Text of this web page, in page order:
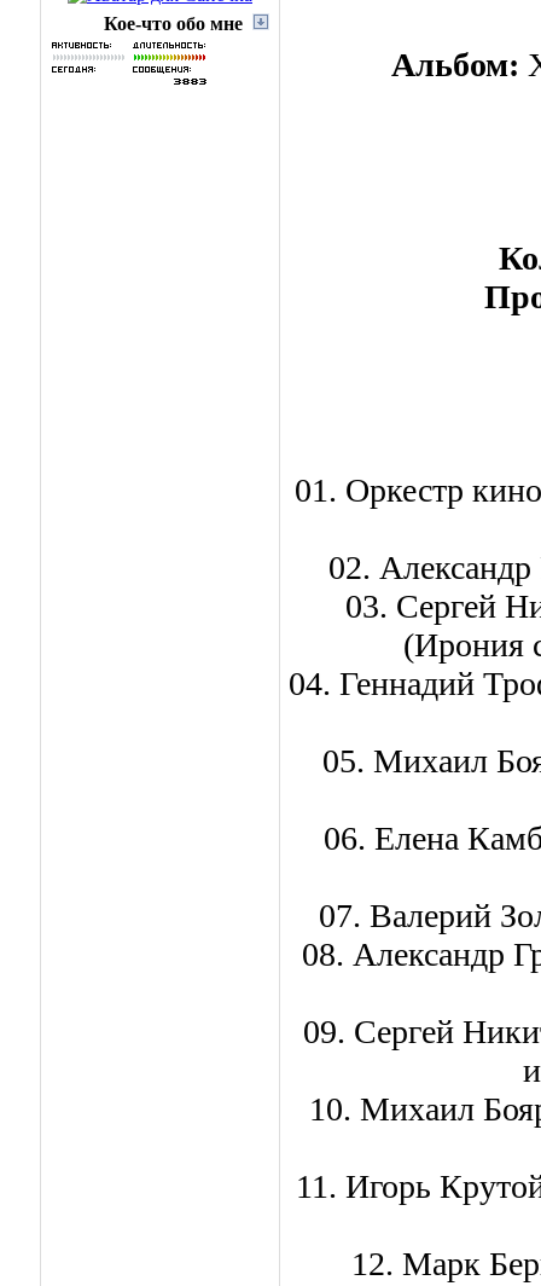
Кое-что обо мне
Альбом:
01. Оркестр
02.
03. Сергей
(Ирония
04. Геннадий
05. Михаил
06. Елена
07. Валерий
08. Александр
09. Сергей
10. Михаил
11. Игорь
12. Марк